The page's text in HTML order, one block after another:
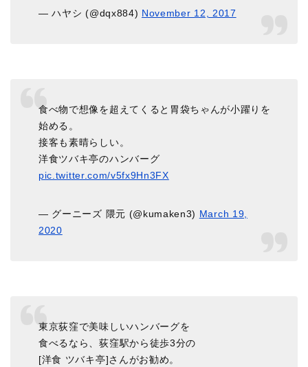
— ハヤシ (@dqx884) November 12, 2017
食べ物で想像を超えてくると胃袋ちゃんが小躍りを
始める。
接客も素晴らしい。
洋食ツバキ亭のハンバーグ
pic.twitter.com/v5fx9Hn3FX
— グーニーズ 隈元 (@kumaken3) March 19,
2020
東京荻窪で美味しいハンバーグを
食べるなら、荻窪駅から徒歩3分の
[洋食 ツバキ亭]さんがお勧め。